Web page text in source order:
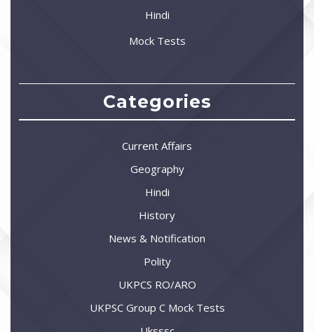
Hindi
Mock Tests
Categories
Current Affairs
Geography
Hindi
History
News & Notification
Polity
UKPCS RO/ARO
UKPSC Group C Mock Tests